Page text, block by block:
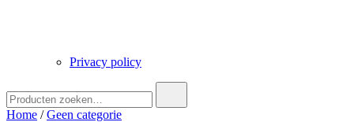
Privacy policy
naar:
Home /Geen categorie